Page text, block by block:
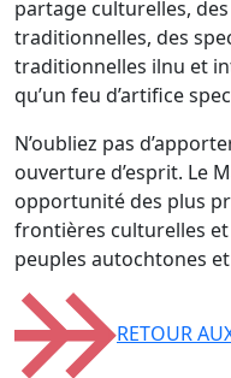
partage culturelles,
traditionnelles, des
traditionnelles ilnu et
qu’un feu d’artifice
N’oubliez pas
ouverture d’esprit. Le
opportunité des plus
frontières culturelles
peuples autochtones
RETOUR